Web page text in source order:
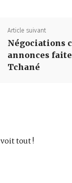
Article suivant
Négociations
annonces
Tchané
tout !